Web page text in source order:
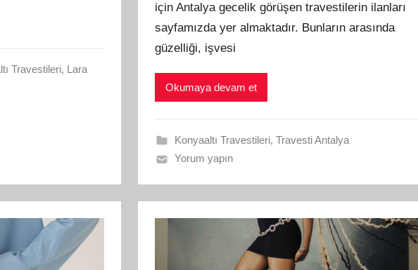
Travestileri, Lara
için Antalya gecelik görüşen travestilerin ilanları
sayfamızda yer almaktadır. Bunların arasında
güzelliği, işvesi
Okumaya devam et
Konyaaltı Travestileri, Travesti Antalya
Yorum yapın